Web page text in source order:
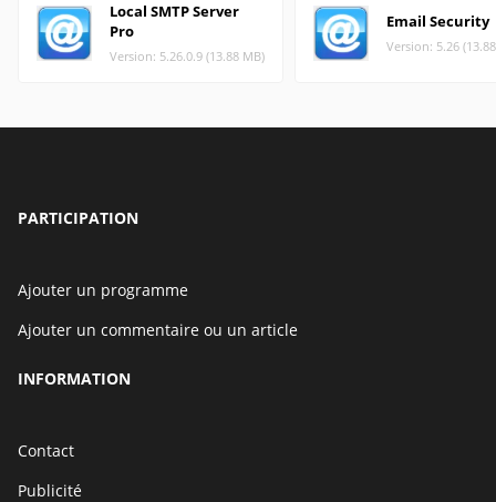
Local SMTP Server
Pro
Version: 5.26.0.9 (13.88 MB)
Email Security
Version: 5.26
PARTICIPATION
Ajouter un programme
Ajouter un commentaire ou un article
INFORMATION
Contact
Publicité